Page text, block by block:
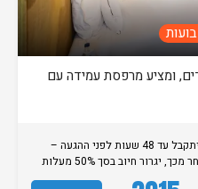
לאירוח זוג + 2 ילדים, ומציע מרפסת עמידה עם
מחירון רשמי - ביטול הזמנה אשר יתקבל עד 48 שעות לפני ההגעה –
ללא דמי ביטול. ביטול אשר יתקבל מאוחר מכך, יגרור חיוב בסך 50% מעלות
ההזמנה. אי הגעה ללא כל הודעה מוקדמת תגרור חיוב בסך 100% מעלות